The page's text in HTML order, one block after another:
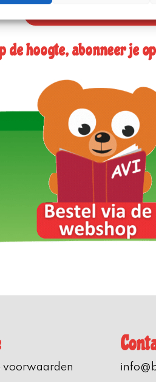
de hoogte, abonneer je
voorwaarden